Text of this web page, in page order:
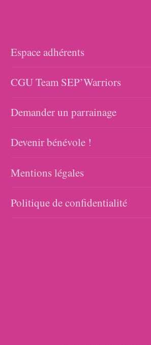
Espace adhérents
CGU Team SEP’Warriors
Demander un parrainage
Devenir bénévole !
Mentions légales
Politique de confidentialité